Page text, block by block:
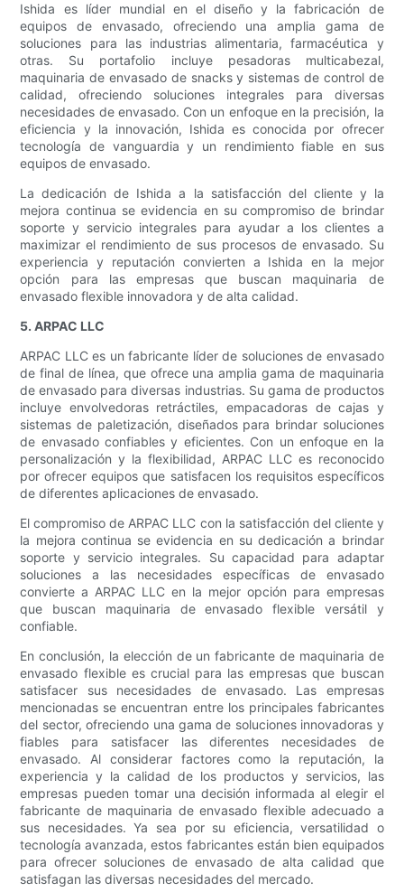
Ishida es líder mundial en el diseño y la fabricación de
equipos de envasado, ofreciendo una amplia gama de
soluciones para las industrias alimentaria, farmacéutica y
otras. Su portafolio incluye pesadoras multicabezal,
maquinaria de envasado de snacks y sistemas de control de
calidad, ofreciendo soluciones integrales para diversas
necesidades de envasado. Con un enfoque en la precisión, la
eficiencia y la innovación, Ishida es conocida por ofrecer
tecnología de vanguardia y un rendimiento fiable en sus
equipos de envasado.
La dedicación de Ishida a la satisfacción del cliente y la
mejora continua se evidencia en su compromiso de brindar
soporte y servicio integrales para ayudar a los clientes a
maximizar el rendimiento de sus procesos de envasado. Su
experiencia y reputación convierten a Ishida en la mejor
opción para las empresas que buscan maquinaria de
envasado flexible innovadora y de alta calidad.
5. ARPAC LLC
ARPAC LLC es un fabricante líder de soluciones de envasado
de final de línea, que ofrece una amplia gama de maquinaria
de envasado para diversas industrias. Su gama de productos
incluye envolvedoras retráctiles, empacadoras de cajas y
sistemas de paletización, diseñados para brindar soluciones
de envasado confiables y eficientes. Con un enfoque en la
personalización y la flexibilidad, ARPAC LLC es reconocido
por ofrecer equipos que satisfacen los requisitos específicos
de diferentes aplicaciones de envasado.
El compromiso de ARPAC LLC con la satisfacción del cliente y
la mejora continua se evidencia en su dedicación a brindar
soporte y servicio integrales. Su capacidad para adaptar
soluciones a las necesidades específicas de envasado
convierte a ARPAC LLC en la mejor opción para empresas
que buscan maquinaria de envasado flexible versátil y
confiable.
En conclusión, la elección de un fabricante de maquinaria de
envasado flexible es crucial para las empresas que buscan
satisfacer sus necesidades de envasado. Las empresas
mencionadas se encuentran entre los principales fabricantes
del sector, ofreciendo una gama de soluciones innovadoras y
fiables para satisfacer las diferentes necesidades de
envasado. Al considerar factores como la reputación, la
experiencia y la calidad de los productos y servicios, las
empresas pueden tomar una decisión informada al elegir el
fabricante de maquinaria de envasado flexible adecuado a
sus necesidades. Ya sea por su eficiencia, versatilidad o
tecnología avanzada, estos fabricantes están bien equipados
para ofrecer soluciones de envasado de alta calidad que
satisfagan las diversas necesidades del mercado.